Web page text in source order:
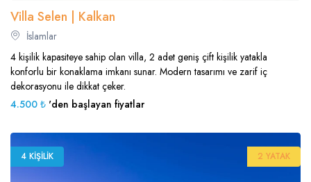
Villa Selen | Kalkan
İslamlar
4 kişilik kapasiteye sahip olan villa, 2 adet geniş çift kişilik yatakla
konforlu bir konaklama imkanı sunar. Modern tasarımı ve zarif iç
dekorasyonu ile dikkat çeker.
4.500 ₺ 'den başlayan fiyatlar
4 KIŞILIK 2 YATAK